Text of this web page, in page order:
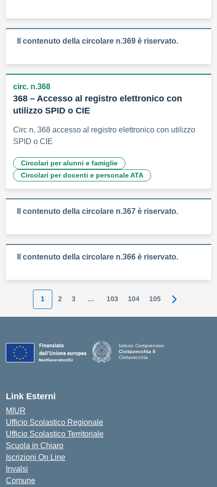
Il contenuto della circolare n.369 è riservato.
circ. n.368
368 – Accesso al registro elettronico con
utilizzo SPID o CIE
Circ n. 368 accesso al registro elettronico con utilizzo
SPID o CIE
Circolari per alunni e famiglie
Circolari per docenti e personale ATA
Il contenuto della circolare n.367 è riservato.
Il contenuto della circolare n.366 è riservato.
1 2 3 … 103 104 105 Pagina
Istituto Comprensivo
Civitavecchia II
Civitavecchia
Link Esterni
MIUR
Ufficio Scolastico Regionale
Ufficio Scolastico Territoriale
Scuola in Chiaro
Iscrizioni On Line
Invalsi
Comune